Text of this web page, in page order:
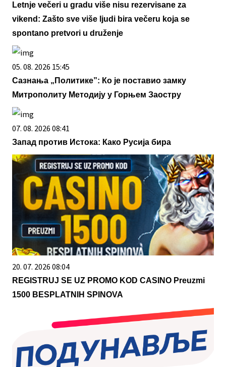
Letnje večeri u gradu više nisu rezervisane za
vikend: Zašto sve više ljudi bira večeru koja se
spontano pretvori u druženje
05. 08. 2026 15:45
Сазнања „Политике”: Ко је поставио замку
Митрополиту Методију у Горњем Заостру
07. 08. 2026 08:41
Запад против Истока: Како Русија бира
20. 07. 2026 08:04
REGISTRUJ SE UZ PROMO KOD CASINO Preuzmi
1500 BESPLATNIH SPINOVA